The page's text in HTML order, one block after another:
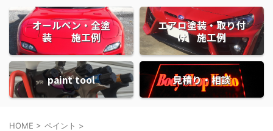
オールペン・全塗
装 施工例
エアロ塗装・取り付
け 施工例
paint tool 見積り・相談
HOME > ペイント >